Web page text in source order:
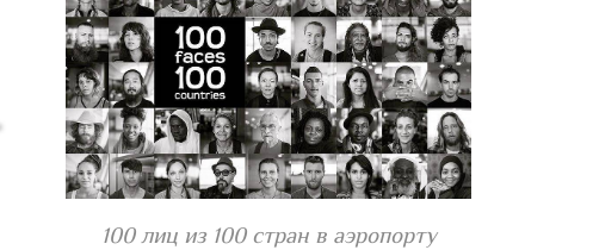
100 лиц из 100 стран в аэропорту